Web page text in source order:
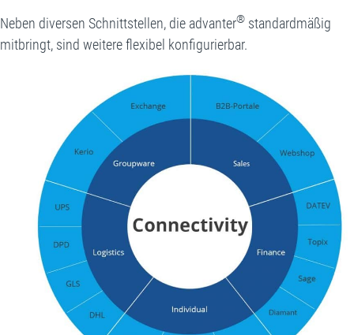
Neben diversen Schnittstellen, die advanter® standardmäßig
mitbringt, sind weitere flexibel konfigurierbar.